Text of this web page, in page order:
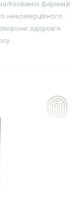
фармації
некомерційного
охорони здоров’я